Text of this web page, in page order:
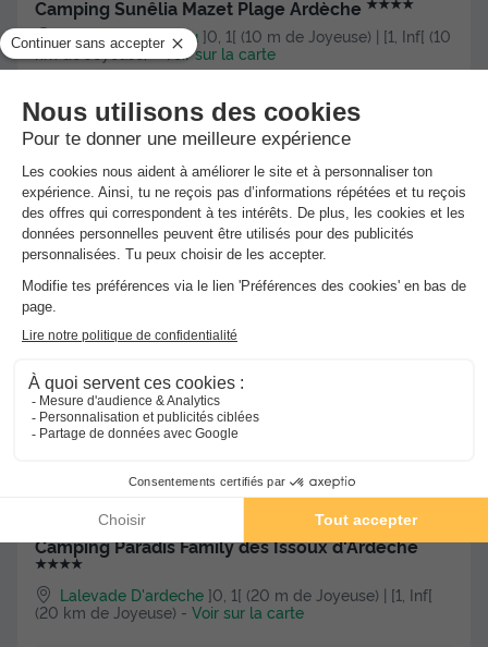
Camping Sunêlia Mazet Plage Ardèche
Berrias Et Casteljau ]0, 1[ (10 m de Joyeuse) | [1, Inf[ (10
km de Joyeuse)- Voir sur la carte
Point Wifi gratuit Piscine extérieure chauffée
+ 1
MOBILHOME 4 personnes - Mobilhom Club 2 chambres
Meilleur prix pour 7 nuits
400 €
Voir les hébergements
Camping Paradis Family des Issoux d'Ardèche
★★★★
Lalevade D'ardeche ]0, 1[ (20 m de Joyeuse) | [1, Inf[
(20 km de Joyeuse) - Voir sur la carte